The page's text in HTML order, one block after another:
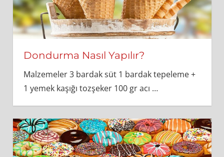
Dondurma Nasıl Yapılır?
Malzemeler 3 bardak süt 1 bardak tepeleme +
1 yemek kaşığı tozşeker 100 gr acı …